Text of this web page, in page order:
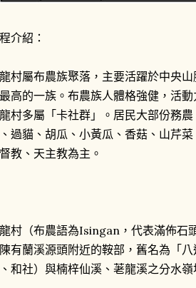
介紹：
村屬布農族聚落，主要活躍於中央
高的一族。布農族人體格強健，活
村多屬「卡社群」。居民大部份務
過貓、胡瓜、小黃瓜、香菇、山芹
教、天主教為主。
村（布農語為Isingan，代表滿佈石
有蘭溪源頭附近的鞍部，舊名為「
和社）與楠梓仙溪、荖龍溪之分水